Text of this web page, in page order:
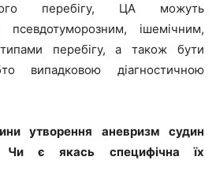
перебігу, ЦА можуть
псевдотуморозним, ішемічним,
типами перебігу, а також бути
випадковою діагностичною
утворення аневризм судин
є якась специфічнаїх